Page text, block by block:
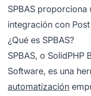
SPBAS proporciona
integración con
¿Qué es SPBAS?
SPBAS, o SolidPHP
Software, es una
automatización